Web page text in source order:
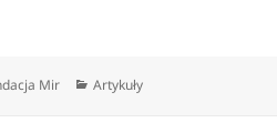
Mir Kategorie
Artykuły